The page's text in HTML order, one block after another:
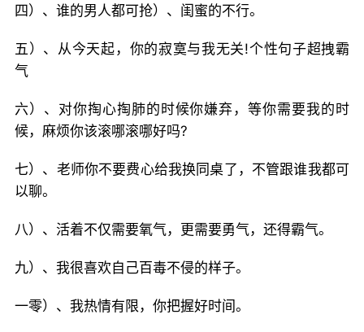
四）、谁的男人都可抢）、闺蜜的不行。
五）、从今天起，你的寂寞与我无关!个性句子超拽霸
气
六）、对你掏心掏肺的时候你嫌弃，等你需要我的时
候，麻烦你该滚哪滚哪好吗?
七）、老师你不要费心给我换同桌了，不管跟谁我都可
以聊。
八）、活着不仅需要氧气，更需要勇气，还得霸气。
九）、我很喜欢自己百毒不侵的样子。
一零）、我热情有限，你把握好时间。